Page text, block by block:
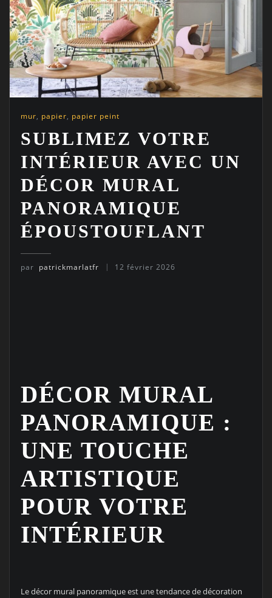
mur, papier, papier peint
SUBLIMEZ VOTRE
INTÉRIEUR AVEC UN
DÉCOR MURAL
PANORAMIQUE
ÉPOUSTOUFLANT
par patrickmarlatfr 12 février 2026
DÉCOR MURAL
PANORAMIQUE :
UNE TOUCHE
ARTISTIQUE
POUR VOTRE
INTÉRIEUR
Le décor mural panoramique est une tendance de décoration